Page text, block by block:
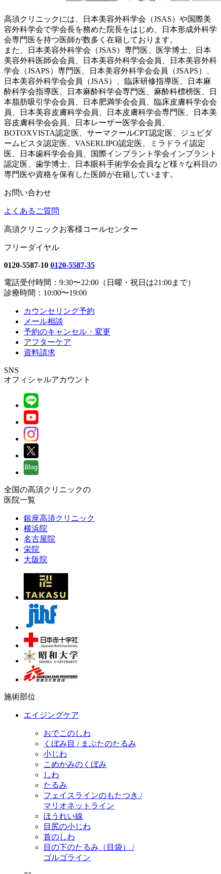
高須クリニックには、日本美容外科学会（JSAS）や国際美
容外科学会で学会長を務めた院長をはじめ、日本形成外科学
会専門医を持つ医師が数多く在籍しております。
また、日本美容外科学会（JSAS）専門医、医学博士、日本
美容外科医師会会員、日本美容外科学会会員、日本美容外科
学会（JSAPS）専門医、日本美容外科学会会員（JSAPS）、
日本美容外科学会会員（JSAS）、臨床研修指導医、日本麻
酔科学会指導医、日本麻酔科学会専門医、麻酔科標榜医、日
本脂肪吸引学会会員、日本肥満学会会員、臨床皮膚科学会会
員、日本美容皮膚科学会員、日本皮膚科学会専門医、日本美
容皮膚科学会会員、日本レーザー医学会会員、
BOTOXVISTA認定医、サーマクールCPT認定医、ジュビダ
ームビスタ認定医、VASERLIPO認定医、ミラドライ認定
医、日本歯科学会会員、国際インプラント学会インプラント
認定医、歯学博士、日本眼科手術学会会員など様々な科目の
専門医や資格を保有した医師が在籍しています。
お問い合わせ
よくあるご質問
高須クリニックお客様コールセンター
フリーダイヤル
0120-5587-10 0120-5587-35
電話受付時間：9:30〜22:00（日曜・祝日は21:00まで）
診療時間：10:00〜19:00
カウンセリング予約
メール相談
予約のキャンセル・変更
アフターケア
資料請求
SNS
オフィシャルアカウント
全国の高須クリニックの
医院一覧
銀座高須クリニック
横浜院
名古屋院
栄院
大阪院
施術部位
エイジングケア
おでこのしわ
くぼみ目 / まぶたのたるみ
小じわ
こめかみのくぼみ
しわ
たるみ
フェイスラインのもたつき /
マリオネットライン
ほうれい線
目尻の小じわ
首のしわ
目の下のたるみ（目袋） /
ゴルゴライン